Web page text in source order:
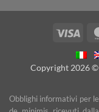
Visa
Copyright 2026 ©
Obblighi informativi per